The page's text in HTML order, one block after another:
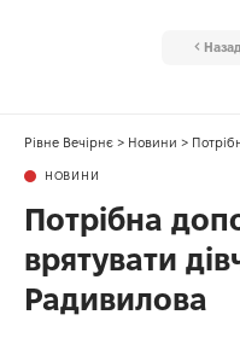
Назад
Рівне Вечірнє > Новини >
НОВИНИ
Потрібна
врятувати
Радивилова